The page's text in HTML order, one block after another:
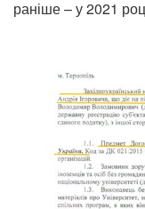
раніше – у 2021